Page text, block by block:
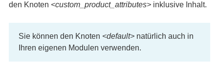
den Knoten <custom_product_attributes>inklusive Inhalt.
Sie können den Knoten <default>natürlich auch in
Ihren eigenen Modulen verwenden.